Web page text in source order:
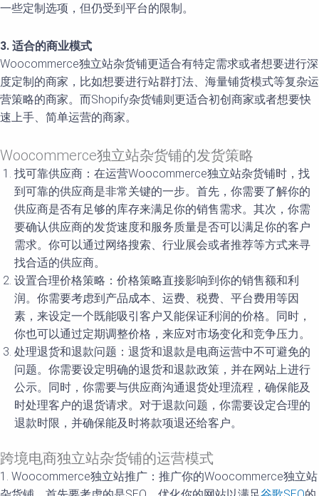
一些定制选项，但仍受到平台的限制。
3. 适合的商业模式
Woocommerce独立站杂货铺更适合有特定需求或者想要进行深
度定制的商家，比如想要进行站群打法、海量铺货模式等复杂运
营策略的商家。而Shopify杂货铺则更适合初创商家或者想要快
速上手、简单运营的商家。
Woocommerce独立站杂货铺的发货策略
找可靠供应商：在运营Woocommerce独立站杂货铺时，找
到可靠的供应商是非常关键的一步。首先，你需要了解你的
供应商是否有足够的库存来满足你的销售需求。其次，你需
要确认供应商的发货速度和服务质量是否可以满足你的客户
需求。你可以通过网络搜索、行业展会或者推荐等方式来寻
找合适的供应商。
设置合理价格策略：价格策略直接影响到你的销售额和利
润。你需要考虑到产品成本、运费、税费、平台费用等因
素，来设定一个既能吸引客户又能保证利润的价格。同时，
你也可以通过定期调整价格，来应对市场变化和竞争压力。
处理退货和退款问题：退货和退款是电商运营中不可避免的
问题。你需要设定明确的退货和退款政策，并在网站上进行
公示。同时，你需要与供应商沟通退货处理流程，确保能及
时处理客户的退货请求。对于退款问题，你需要设定合理的
退款时限，并确保能及时将款项退还给客户。
跨境电商独立站杂货铺的运营模式
1. Woocommerce独立站推广：推广你的Woocommerce独立站